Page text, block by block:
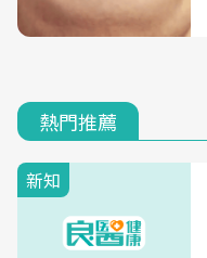
熱門推薦
新知